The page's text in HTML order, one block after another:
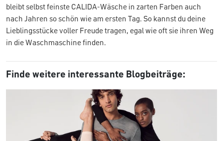
bleibt selbst feinste CALIDA-Wäsche in zarten Farben auch
nach Jahren so schön wie am ersten Tag. So kannst du deine
Lieblingsstücke voller Freude tragen, egal wie oft sie ihren Weg
in die Waschmaschine finden.
Finde weitere interessante Blogbeiträge: